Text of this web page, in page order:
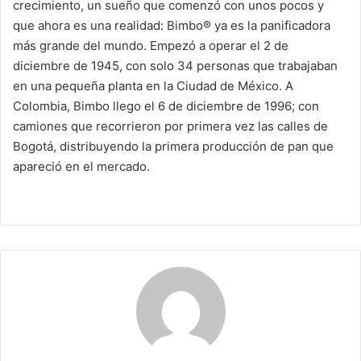
crecimiento, un sueño que comenzó con unos pocos y
que ahora es una realidad: Bimbo® ya es la panificadora
más grande del mundo. Empezó a operar el 2 de
diciembre de 1945, con solo 34 personas que trabajaban
en una pequeña planta en la Ciudad de México. A
Colombia, Bimbo llego el 6 de diciembre de 1996; con
camiones que recorrieron por primera vez las calles de
Bogotá, distribuyendo la primera producción de pan que
apareció en el mercado.